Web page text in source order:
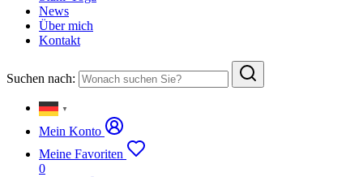
News
Über mich
Kontakt
Suchen nach:
▼
Mein Konto
Meine Favoriten
0